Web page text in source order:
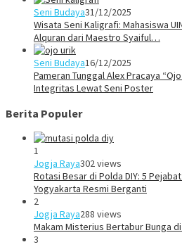
Seni Budaya31/12/2025
Wisata Seni Kaligrafi: Mahasiswa
Alquran dari Maestro Syaiful…
Seni Budaya16/12/2025
Pameran Tunggal Alex Pracaya
Integritas Lewat Seni Poster
Berita Populer
1
Jogja Raya302 views
Rotasi Besar di Polda DIY: 5
Yogyakarta Resmi Berganti
2
Jogja Raya288 views
Makam Misterius Bertabur Bunga
3